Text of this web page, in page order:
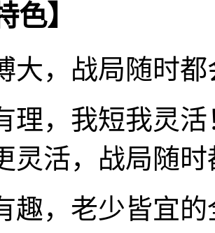
色】
大，战局随时
理，我短我灵
灵活，战局随
趣，老少皆宜